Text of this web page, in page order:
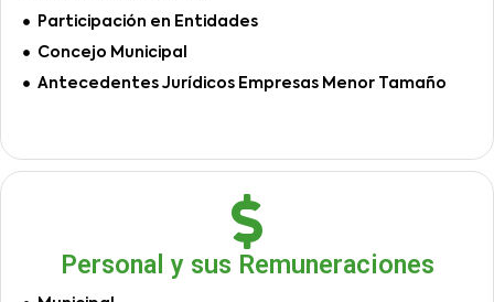
Participación en Entidades
Concejo Municipal
Antecedentes Jurídicos Empresas Menor Tamaño
Personal y sus Remuneraciones